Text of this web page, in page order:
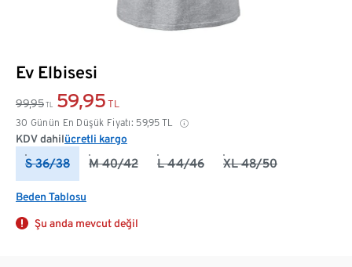
Ev Elbisesi
99,95 TL 59,95 TL
30 Günün En Düşük Fiyatı: 59,95 TL
KDV dahilücretli kargo
S 36/38 M 40/42 L 44/46 XL 48/50
Beden Tablosu
Şu anda mevcut değil